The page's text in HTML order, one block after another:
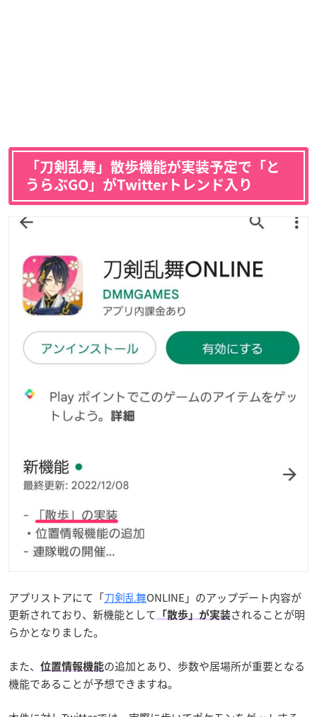
「刀剣乱舞」散歩機能が実装予定で「と
うらぶGO」がTwitterトレンド入り
アプリストアにて「刀剣乱舞ONLINE」のアップデート内容が
更新されており、新機能として 「散歩」が実装されることが明
らかとなりました。
また、 位置情報機能の追加とあり、歩数や居場所が重要となる
機能であることが予想できますね。